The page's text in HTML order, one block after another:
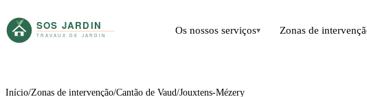
Os nossos serviços▾ Zonas de
Início Zonas de intervenção Cantão de Vaud Jouxtens-Mézery